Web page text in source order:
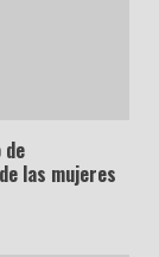
de
las mujeres